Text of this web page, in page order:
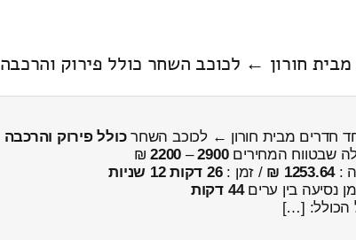
חורון ← לכוכב השחר כולל פירוק והרכבה
חדרים מבית חורון ← לכוכב השחרכולל פירוק והרכבה
שבטווח המחירים2900
–
2200
₪
:
1253.64 ₪ / זמן :26 דקות 12 שניות
נסיעה בין ערים44 דקות
[…]